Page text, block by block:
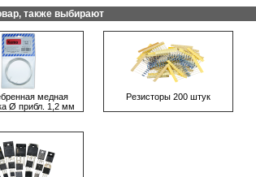
также выбирают
медная
Ø прибл. 1,2 мм
Резисторы 200 штук